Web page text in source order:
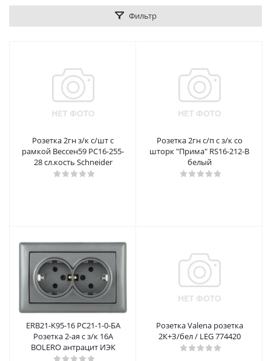
Фильтр
Розетка 2гн з/к с/шт с
рамкой Вессен59 PC16-255-
28 сл.кость Schneider
Розетка 2гн с/п с з/к со
шторк "Прима" RS16-212-B
белый
ERB21-K95-16 РС21-1-0-БА
Розетка 2-ая с з/к 16А
BOLERO антрацит ИЭК
Розетка Valena розетка
2К+З/бел / LEG 774420